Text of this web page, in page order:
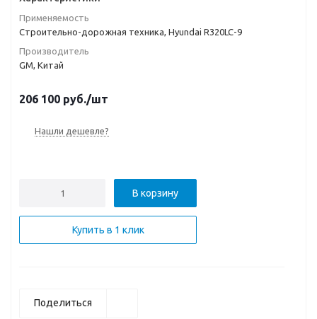
Применяемость
Строительно-дорожная техника, Hyundai R320LC-9
Производитель
GM, Китай
206 100 руб./шт
Нашли дешевле?
В корзину
Купить в 1 клик
Поделиться